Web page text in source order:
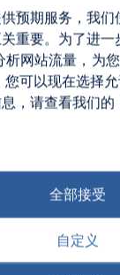
预期服务，我
重要。为了进
网站流量，为
可以现在选择
，请查看我们的
全部接受
自定义